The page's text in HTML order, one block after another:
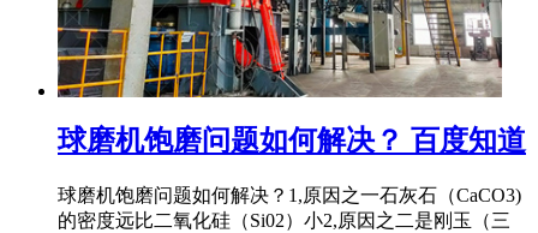
球磨机饱磨问题如何解决？ 百度知道
球磨机饱磨问题如何解决？1,原因之一石灰石（CaCO3)
的密度远比二氧化硅（Si02）小2,原因之二是刚玉（三